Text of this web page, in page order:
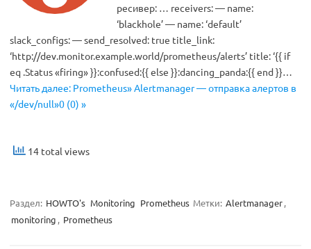
ресивер: … receivers: — name:
‘blackhole’ — name: ‘default’
slack_configs: — send_resolved: true title_link:
‘http://dev.monitor.example.world/prometheus/alerts’ title: ‘{{ if
eq .Status «firing» }}:confused:{{ else }}:dancing_panda:{{ end }}…
Читать далее: Prometheus» Alertmanager — отправка алертов в
«/dev/null»0 (0) »
14 total views
Раздел: HOWTO's Monitoring Prometheus Метки: Alertmanager,
monitoring , Prometheus